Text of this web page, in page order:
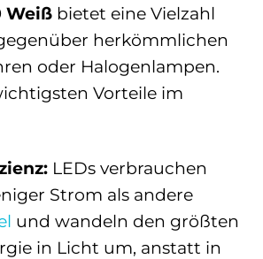
Weiß bietet eine Vielzahl
herkömmlichen
oder Halogenlampen.
Vorteile im
LEDs verbrauchen
Strom als andere
und wandeln den größten
in Licht um, anstatt in